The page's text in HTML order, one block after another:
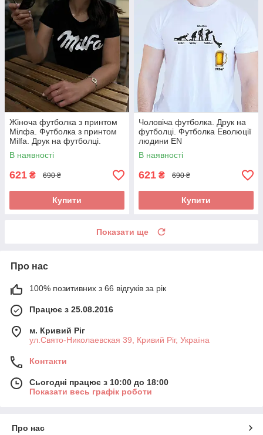
Жіноча футболка з принтом
Мілфа. Футболка з принтом
Milfa. Друк на футболці.
В наявності
621 ₴ 690 ₴
Купити
Чоловіча футболка. Друк на
футболці. Футболка Еволюції
людини EN
В наявності
621 ₴ 690 ₴
Купити
Показати ще
Про нас
100% позитивних з 66 відгуків за рік
Працює з 25.08.2016
м. Кривий Ріг
ул.Свято-Николаевская 39, Кривий Ріг, Україна
Контакти
Сьогодні працює з 10:00 до 18:00
Показати весь графік роботи
Про нас